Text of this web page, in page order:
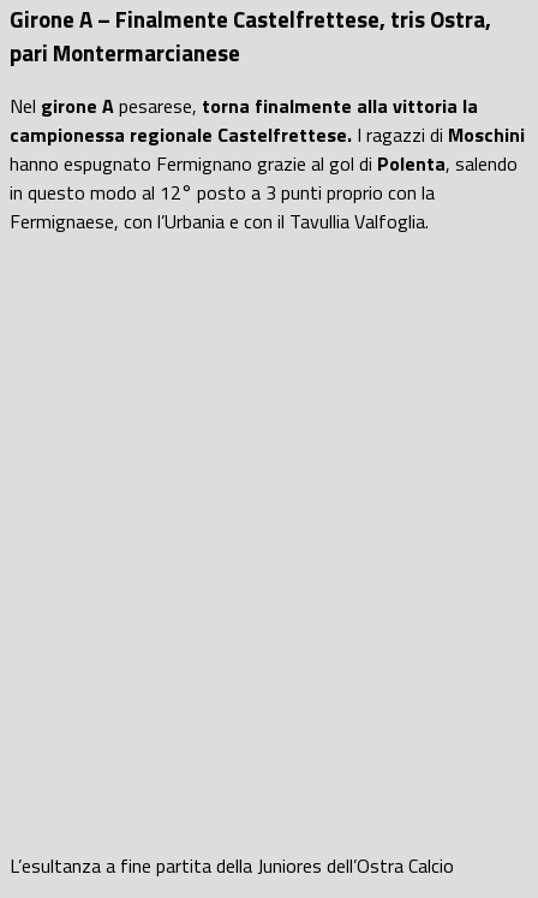
Girone A – Finalmente Castelfrettese, tris Ostra,
pari Montermarcianese
Nel girone Apesarese, torna finalmente alla vittoria la
campionessa regionale Castelfrettese. I ragazzi di Moschini
hanno espugnato Fermignano grazie al gol di Polenta, salendo
in questo modo al 12° posto a 3 punti proprio con la
Fermignaese, con l’Urbania e con il Tavullia Valfoglia.
L’esultanza a fine partita della Juniores dell’Ostra Calcio